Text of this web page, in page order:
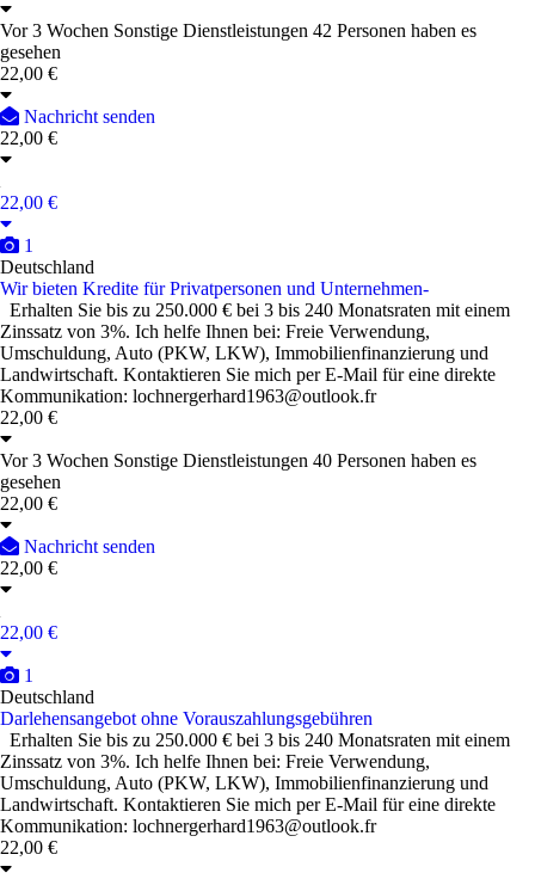
Vor 3 Wochen Sonstige Dienstleistungen 42 Personen haben es
gesehen
22,00 €
Nachricht senden
22,00 €
22,00 €
1
Deutschland
Wir bieten Kredite für Privatpersonen und Unternehmen-
Erhalten Sie bis zu 250.000 € bei 3 bis 240 Monatsraten mit einem
Zinssatz von 3%. Ich helfe Ihnen bei: Freie Verwendung,
Umschuldung, Auto (PKW, LKW), Immobilienfinanzierung und
Landwirtschaft. Kontaktieren Sie mich per E-Mail für eine direkte
Kommunikation: lochnergerhard1963@outlook.fr
22,00 €
Vor 3 Wochen Sonstige Dienstleistungen 40 Personen haben es
gesehen
22,00 €
Nachricht senden
22,00 €
22,00 €
1
Deutschland
Darlehensangebot ohne Vorauszahlungsgebühren
Erhalten Sie bis zu 250.000 € bei 3 bis 240 Monatsraten mit einem
Zinssatz von 3%. Ich helfe Ihnen bei: Freie Verwendung,
Umschuldung, Auto (PKW, LKW), Immobilienfinanzierung und
Landwirtschaft. Kontaktieren Sie mich per E-Mail für eine direkte
Kommunikation: lochnergerhard1963@outlook.fr
22,00 €